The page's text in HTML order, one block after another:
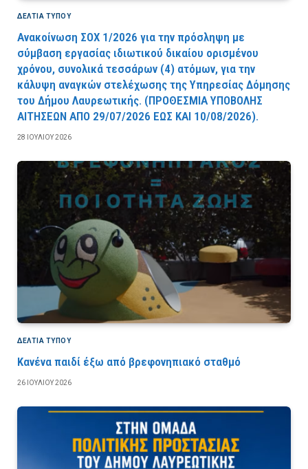
ΔΕΛΤΙΑ ΤΥΠΟΥ
Ανακοίνωση ΣΟΧ 1/2026 για την πρόσληψη με
σύμβαση εργασίας ιδιωτικού δικαίου ορισμένου
χρόνου, συνολικά τεσσάρων (4) ατόμων, για την
κάλυψη αναγκών στελέχωσης της Υπηρεσίας Δόμησης
του Δήμου Λαυρεωτικής. (ΠPOΘEΣMIA YΠOBOΛHΣ
AITHΣEΩN AΠO 29/07/2026 EΩΣ KAI 10/08/2026).
28 ΙΟΥΛΊΟΥ 2026
ΔΕΛΤΙΑ ΤΥΠΟΥ
Κανένα παιδί έξω από βρεφονηπιακό σταθμό
26 ΙΟΥΛΊΟΥ 2026